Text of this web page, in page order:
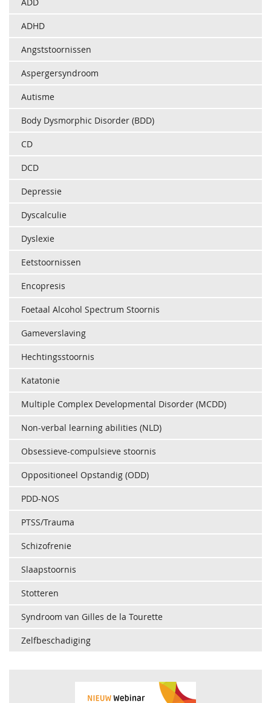
ADHD
Angststoornissen
Aspergersyndroom
Autisme
Body Dysmorphic Disorder (BDD)
CD
DCD
Depressie
Dyscalculie
Dyslexie
Eetstoornissen
Encopresis
Foetaal Alcohol Spectrum Stoornis
Gameverslaving
Hechtingsstoornis
Katatonie
Multiple Complex Developmental Disorder (MCDD)
Non-verbal learning abilities (NLD)
Obsessieve-compulsieve stoornis
Oppositioneel Opstandig (ODD)
PDD-NOS
PTSS/Trauma
Schizofrenie
Slaapstoornis
Stotteren
Syndroom van Gilles de la Tourette
Zelfbeschadiging